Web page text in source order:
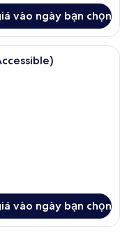
vào ngày bạn chọn
vực làm việc phù hợp cho
vào ngày bạn chọn